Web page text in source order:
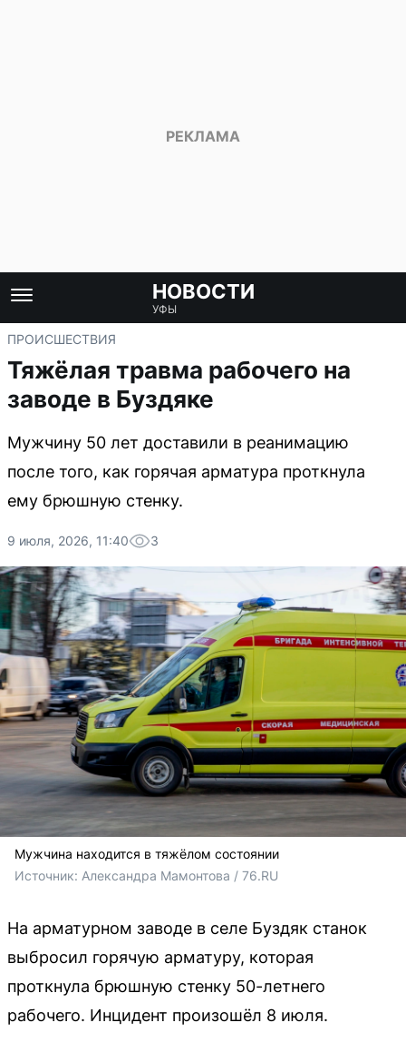
НОВОСТИ
УФЫ
ПРОИСШЕСТВИЯ
Тяжёлая травма рабочего на
заводе в Буздяке
Мужчину 50 лет доставили в реанимацию
после того, как горячая арматура проткнула
ему брюшную стенку.
9 июля, 2026, 11:40 3
Мужчина находится в тяжёлом состоянии
Источник: Александра Мамонтова / 76.RU
На арматурном заводе в селе Буздяк станок
выбросил горячую арматуру, которая
проткнула брюшную стенку 50-летнего
рабочего. Инцидент произошёл 8 июля.